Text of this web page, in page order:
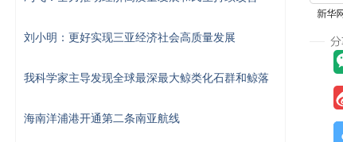
刘小明：更好实现三亚经济社会高质量发展
我科学家主导发现全球最深最大鲸类化石群和鲸落
海南洋浦港开通第二条南亚航线